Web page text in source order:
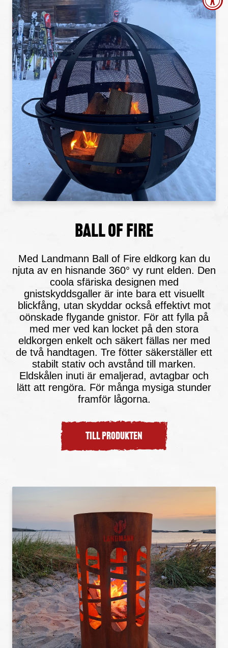
ball of fire
Med Landmann Ball of Fire eldkorg kan du
njuta av en hisnande 360° vy runt elden. Den
coola sfäriska designen med
gnistskyddsgaller är inte bara ett visuellt
blickfång, utan skyddar också effektivt mot
oönskade flygande gnistor. För att fylla på
med mer ved kan locket på den stora
eldkorgen enkelt och säkert fällas ner med
de två handtagen. Tre fötter säkerställer ett
stabilt stativ och avstånd till marken.
Eldskålen inuti är emaljerad, avtagbar och
lätt att rengöra. För många mysiga stunder
framför lågorna.
TILL PRODUKTEN